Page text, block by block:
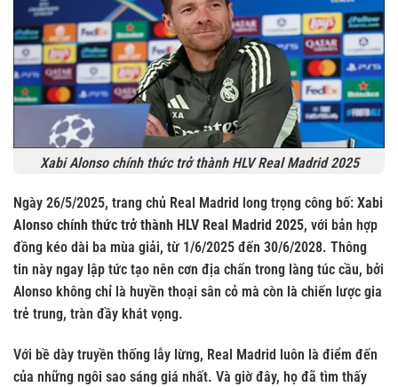
Xabi Alonso chính thức trở thành HLV Real Madrid 2025
Ngày 26/5/2025, trang chủ Real Madrid long trọng công bố: Xabi
Alonso chính thức trở thành HLV Real Madrid 2025, với bản hợp
đồng kéo dài ba mùa giải, từ 1/6/2025 đến 30/6/2028. Thông
tin này ngay lập tức tạo nên cơn địa chấn trong làng túc cầu, bởi
Alonso không chỉ là huyền thoại sân cỏ mà còn là chiến lược gia
trẻ trung, tràn đầy khát vọng.
Với bề dày truyền thống lẫy lừng, Real Madrid luôn là điểm đến
của những ngôi sao sáng giá nhất. Và giờ đây, họ đã tìm thấy